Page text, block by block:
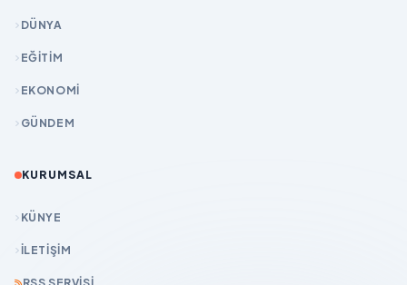
DÜNYA
EĞİTİM
EKONOMİ
GÜNDEM
KURUMSAL
KÜNYE
İLETIŞIM
RSS SERVISI